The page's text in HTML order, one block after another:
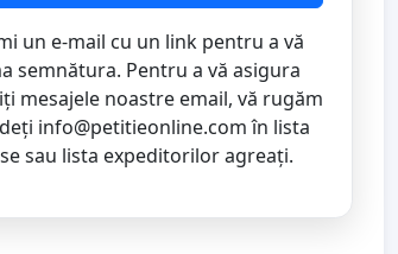
un e-mail cu un link pentru a vă
semnătura. Pentru a vă asigura
mesajele noastre email, vă rugăm
info@petitieonline.comîn lista
sau lista expeditorilor agreați.